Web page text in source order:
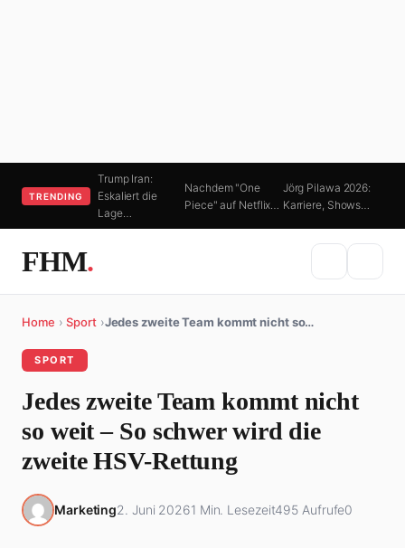
TRENDING
Trump Iran:
Eskaliert die
Lage…
Nachdem "One
Piece" auf Netflix…
Jörg Pilawa 2026:
Karriere, Shows…
FHM.
Home › Sport ›Jedes zweite Team kommt nicht so…
SPORT
Jedes zweite Team kommt nicht
so weit – So schwer wird die
zweite HSV-Rettung
Marketing2. Juni 20261 Min. Lesezeit495 Aufrufe0